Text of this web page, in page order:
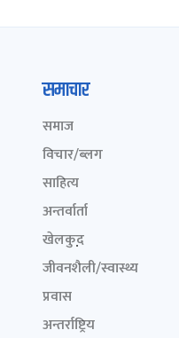
समाचार
समाज
विचार/ब्लग
साहित्य
अन्तर्वार्ता
खेलकुद़़
जीवनशैली/स्वास्थ्य
प्रवास
अन्तर्राष्ट्रिय